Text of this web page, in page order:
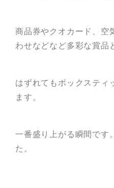
商品券やクオカード、空
わせなどなど多彩な賞品
はずれてもボックスティ
ます。
一番盛り上がる瞬間です
た。